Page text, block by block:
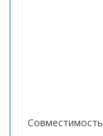
Совместимость